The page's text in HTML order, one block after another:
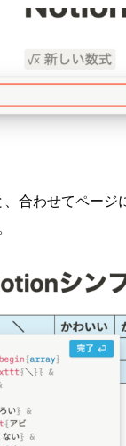
合わせてページ